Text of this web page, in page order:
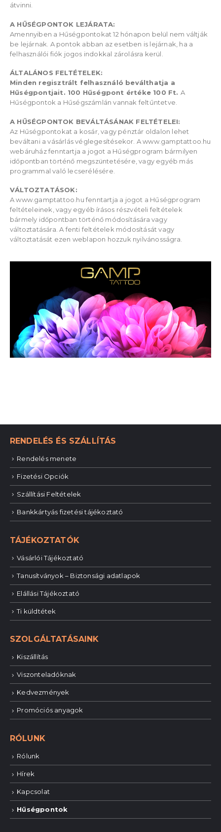
átvinni.
A HŰSÉGPONTOK LEJÁRATA:
Amennyiben a Hűségpontokat 12 hónapon belül nem váltják
be lejárnak. A pontok abban az esetben is lejárnak, ha a
felhasználói fiók jogos indokkal zárolásra kerül.
ÁLTALÁNOS FELTÉTELEK:
Minden regisztrált felhasználó beválthatja a
Hűségpontjait. 100 Hűségpont értéke 100 Ft. A
Hűségpontok a Hűségszámlán vannak feltűntetve.
A HŰSÉGPONTOK BEVÁLTÁSÁNAK FELTÉTELEI:
Az Hűségpontokat a kosár, vagy pénztár oldalon lehet
beváltani a vásárlás véglegesítésekor. A www.gamptattoo.hu
webáruház fenntartja a jogot a Hűségprogram bármilyen
időpontban történő megszüntetésére, vagy egyéb más
programmal való lecserélésére.
VÁLTOZTATÁSOK:
A www.gamptattoo.hu fenntartja a jogot a Hűségprogram
feltételeinek, vagy egyéb írásos részvételi feltételek
bármely időpontban történő módosítására vagy
változtatására. A fenti feltételek módosítását vagy
változtatását ezen weblapon hozzuk nyilvánosságra.
RENDELÉS ÉS SZÁLLÍTÁS
Rendelés menete
Fizetési Opciók
Szállítási Feltételek
Bankkártyás fizetési tájékoztató
TÁJÉKOZTATÓK
Vásárlói Tájékoztató
Tanusítványok – Biztonsági adatlapok
Elállási Tájékoztató
Ti küldtétek
SZOLGÁLTATÁSAINK
Kiszállítás
Viszonteladóknak
Kedvezmények
Promóciós anyagok
RÓLUNK
Rólunk
Hírek
Kapcsolat
Hűségpontok